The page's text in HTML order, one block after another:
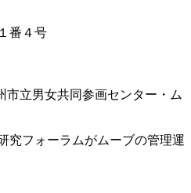
番４号
市立男女共同参画センター・ム
究フォーラムがムーブの管理運